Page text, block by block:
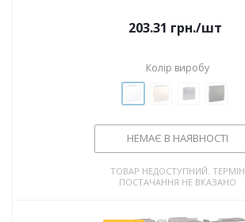
203.31 грн./шт
Колір виробу
НЕМАЄ В НАЯВНОСТІ
ТОВАР НЕДОСТУПНИЙ. ТЕРМІН
ПОСТАЧАННЯ НЕ ВКАЗАНО